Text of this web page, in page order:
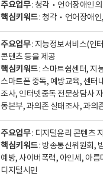
주요업무: 청각‧언어장애인의
핵심키워드: 청각‧언어장애인,
주요업무: 지능정보서비스(인터
콘텐츠 등을 제공
핵심키워드: 스마트쉼센터, 지능
스마트폰 중독, 예방교육, 센터내
조사, 인터넷중독 전문상담사 자
동본부, 과의존 실태조사, 과의존
주요업무: 디지털윤리 콘텐츠 지
핵심키워드: 방송통신위원회, 방
예방, 사이버폭력, 아인세, 아름
디지털시민